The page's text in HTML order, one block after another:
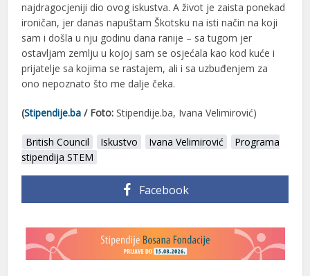
najdragocjeniji dio ovog iskustva. A život je zaista ponekad
ironičan, jer danas napuštam Škotsku na isti način na koji
sam i došla u nju godinu dana ranije – sa tugom jer
ostavljam zemlju u kojoj sam se osjećala kao kod kuće i
prijatelje sa kojima se rastajem, ali i sa uzbuđenjem za
ono nepoznato što me dalje čeka.
(Stipendije.ba / Foto:Stipendije.ba, Ivana Velimirović)
British Council Iskustvo Ivana Velimirović
Programa
stipendija STEM
Facebook